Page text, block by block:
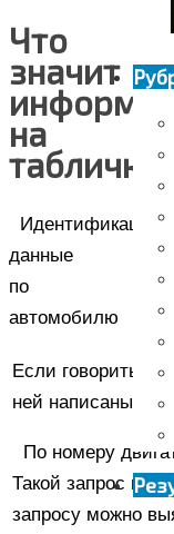
Что
значит
на
данные
по
автомобилю
Если говорить о
ней написаны
По номеру
Такой запрос
запросу можно